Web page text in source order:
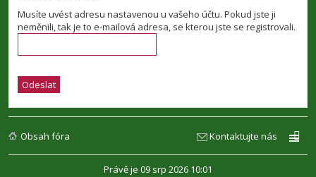
Musíte uvést adresu nastavenou u vašeho účtu. Pokud jste ji
neměnili, tak je to e-mailová adresa, se kterou jste se registrovali.
Obsah fóra Kontaktujte nás
Právě je 09 srp 2026 10:01